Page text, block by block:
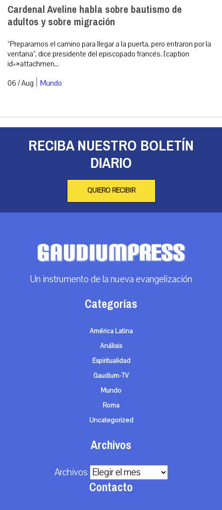
Cardenal Aveline habla sobre bautismo de
adultos y sobre migración
“Preparamos el camino para llegar a la puerta, pero entraron por la
ventana”, dice presidente del episcopado francés. [caption
id=»attachmen...
06 / Aug | Mundo
RECIBA NUESTRO BOLETÍN
DIARIO
QUIERO RECIBIR
Un instrumento de la nueva evangelización
Categorías
América Latina
Análisis
Espiritualidad
Gaudium-TV
Mundo
Roma
Uncategorized
Archivos
Archivos
Contacto